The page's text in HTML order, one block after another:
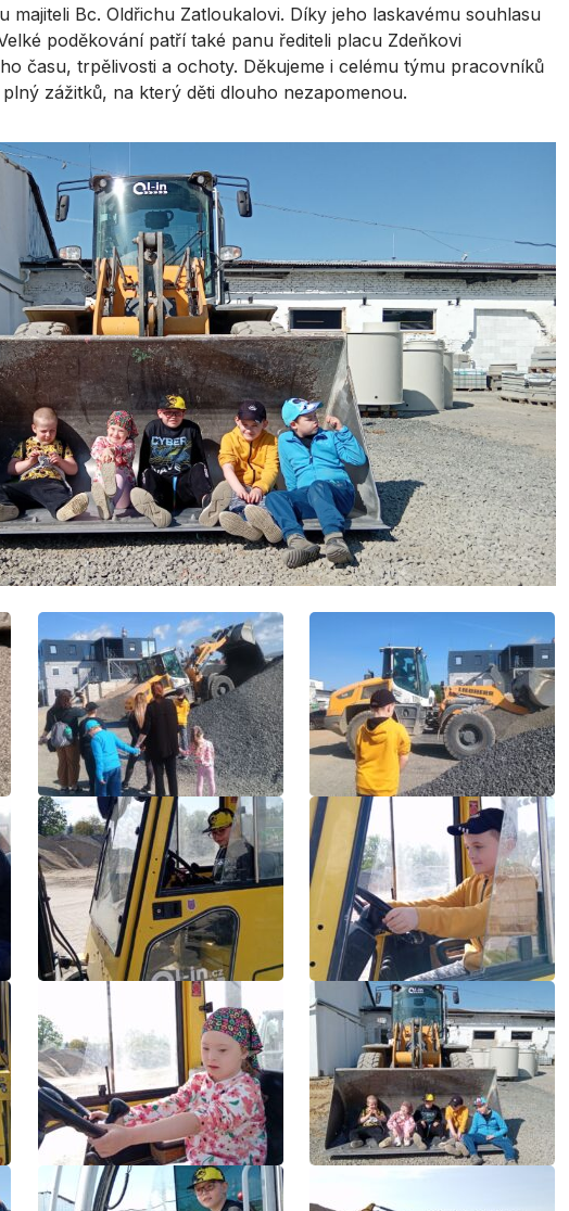
majiteli Bc. Oldřichu Zatloukalovi. Díky jeho laskavému souhlasu
poděkování patří také panu řediteli placu Zdeňkovi
času, trpělivosti a ochoty. Děkujeme i celému týmu pracovníků
zážitků, na který děti dlouho nezapomenou.